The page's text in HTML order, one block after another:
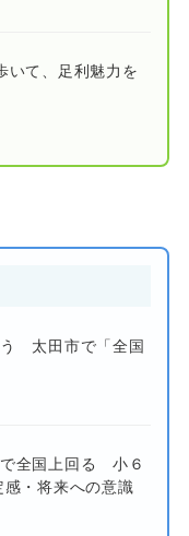
いて、足利魅力を
太田市で「全国
で全国上回る 小６
・将来への意識